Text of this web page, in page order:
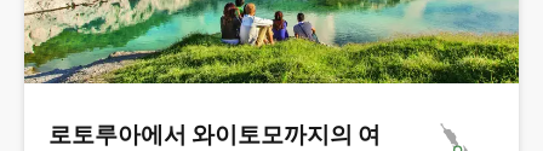
로토루아에서 와이토모까지의 여